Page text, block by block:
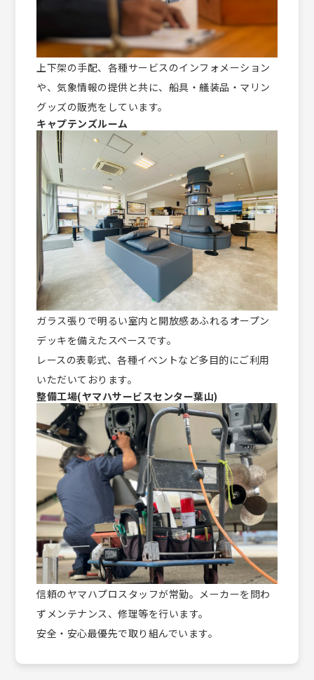
上下架の手配、各種サービスのインフォメーション
や、気象情報の提供と共に、船具・艤装品・マリン
グッズの販売をしています。
キャプテンズルーム
ガラス張りで明るい室内と開放感あふれるオープン
デッキを備えたスペースです。
レースの表彰式、各種イベントなど多目的にご利用
いただいております。
整備工場(ヤマハサービスセンター葉山)
信頼のヤマハプロスタッフが常勤。メーカーを問わ
ずメンテナンス、修理等を行います。
安全・安心最優先で取り組んでいます。